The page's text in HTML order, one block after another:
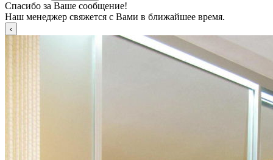
Спасибо за Ваше сообщение!
Наш менеджер свяжется с Вами в ближайшее время.